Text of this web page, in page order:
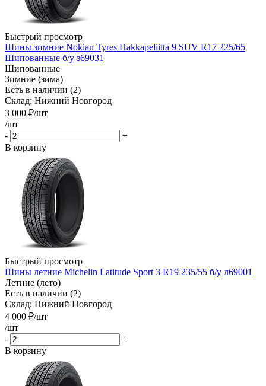
Быстрый просмотр
Шины зимние Nokian Tyres Hakkapeliitta 9 SUV R17 225/65
Шипованные б/у з69031
Шипованные
Зимние (зима)
Есть в наличии (2)
Склад: Нижний Новгород
3 000 ₽/шт
/шт
-
+
В корзину
Быстрый просмотр
Шины летние Michelin Latitude Sport 3 R19 235/55 б/у л69001
Летние (лето)
Есть в наличии (2)
Склад: Нижний Новгород
4 000 ₽/шт
/шт
-
+
В корзину